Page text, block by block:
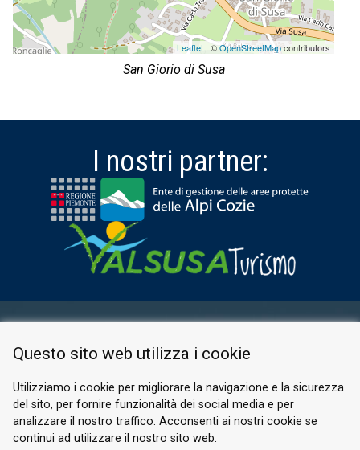
Leaflet | ©OpenStreetMapcontributors
San Giorio di Susa
I nostri partner:
PRIVACY POLICY
© 2026 Valle di Susa
Tesori di Arte e Cultura Alpina
Questo sito web utilizza i cookie
Utilizziamo i cookie per migliorare la navigazione e la sicurezza
del sito, per fornire funzionalità dei social media e per
analizzare il nostro traffico. Acconsenti ai nostri cookie se
continui ad utilizzare il nostro sito web.